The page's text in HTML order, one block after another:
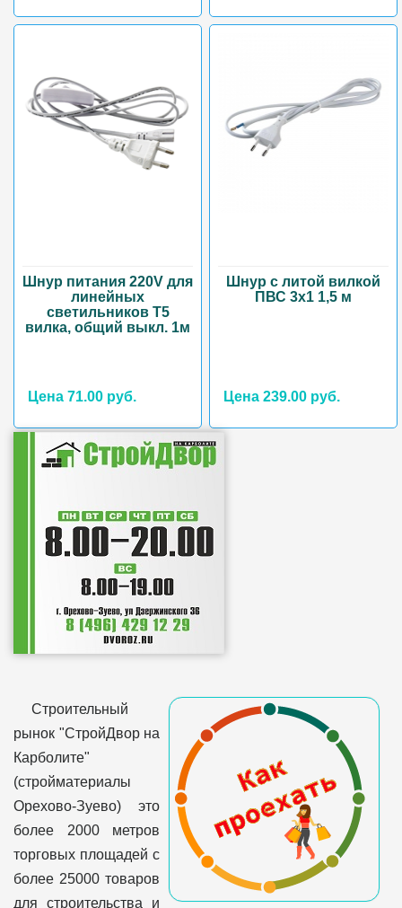
Шнур питания 220V для
линейных
светильников T5
вилка, общий выкл. 1м
Цена 71.00 руб.
Шнур с литой вилкой
ПВС 3х1 1,5 м
Цена 239.00 руб.
Строительный
рынок "СтройДвор на
Карболите"
(стройматериалы
Орехово-Зуево) это
более 2000 метров
торговых площадей с
более 25000 товаров
для строительства и